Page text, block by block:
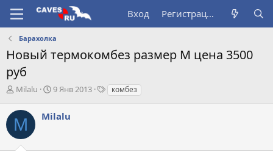
Вход Регистрация
Барахолка
Новый термокомбез размер М цена 3500
руб
А
т
о
р
Milalu
Д
т
а
9 Янв 2013
Ткомбез
M Milalu